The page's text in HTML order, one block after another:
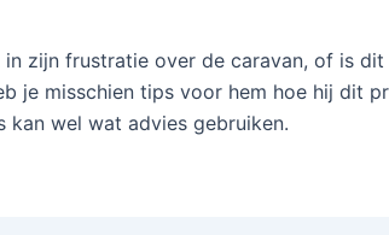
in zijn frustratie over de caravan, of is
je misschien tips voor hem hoe hij dit
kan wel wat advies gebruiken.